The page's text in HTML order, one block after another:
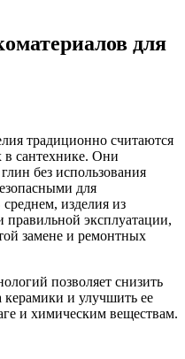
для
традиционно считаются
в сантехнике. Они
без использования
для
изделия из
правильной эксплуатации,
замене и ремонтных
позволяет снизить
керамики и улучшить ее
и химическим веществам.